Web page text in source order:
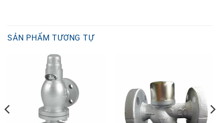
SẢN PHẨM TƯƠNG TỰ